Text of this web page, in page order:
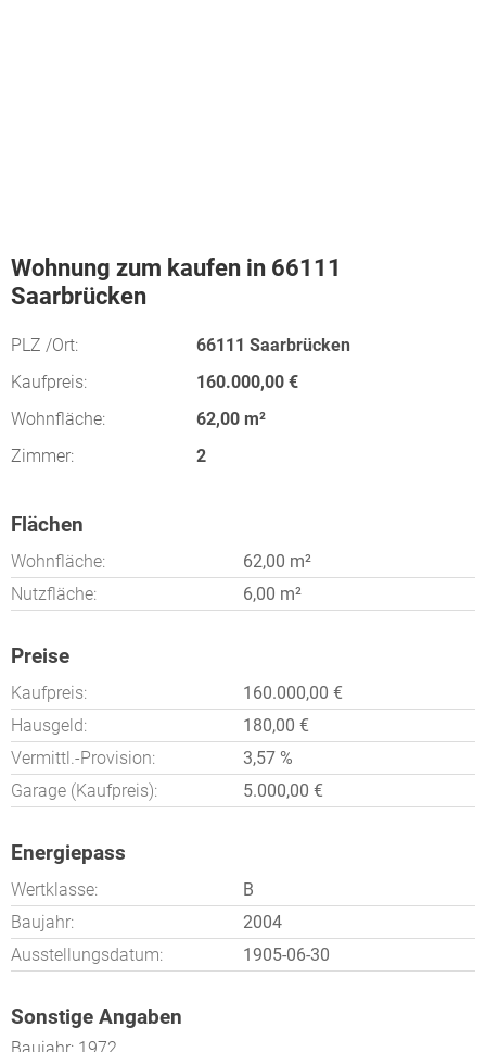
Wohnung zum kaufen in 66111
Saarbrücken
PLZ /Ort:
66111 Saarbrücken
Kaufpreis:
160.000,00 €
Wohnfläche:
62,00 m²
Zimmer:
2
Flächen
Wohnfläche:
62,00 m²
Nutzfläche:
6,00 m²
Preise
Kaufpreis:
160.000,00 €
Hausgeld:
180,00 €
Vermittl.-Provision:
3,57 %
Garage (Kaufpreis):
5.000,00 €
Energiepass
Wertklasse:
B
Baujahr:
2004
Ausstellungsdatum:
1905-06-30
Sonstige Angaben